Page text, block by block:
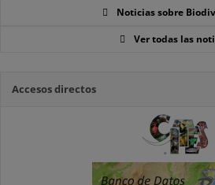
Noticias sobre
Ver todas las
Accesos directos